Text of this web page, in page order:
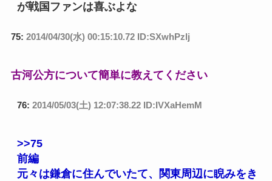
が戦国ファンは喜ぶよな
75: 2014/04/30(水) 00:15:10.72 ID:SXwhPzlj
古河公方について簡単に教えてください
76: 2014/05/03(土) 12:07:38.22 ID:IVXaHemM
>>75
前編
元々は鎌倉に住んでいたて、関東周辺に睨みをき